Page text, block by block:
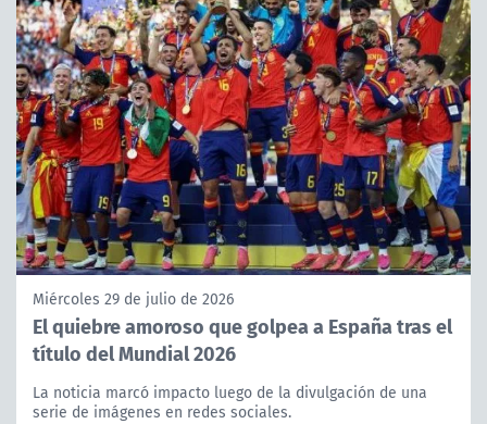
Miércoles 29 de julio de 2026
El quiebre amoroso que golpea a España tras el
título del Mundial 2026
La noticia marcó impacto luego de la divulgación de una
serie de imágenes en redes sociales.